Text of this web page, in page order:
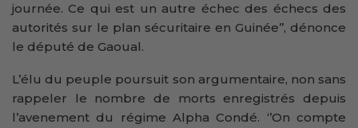
journée. Ce qui est un autre échec des échecs des
autorités sur le plan sécuritaire en Guinée’’, dénonce
le député de Gaoual.
L’élu du peuple poursuit son argumentaire, non sans
rappeler le nombre de morts enregistrés depuis
l’avenement du régime Alpha Condé. ‘’On compte